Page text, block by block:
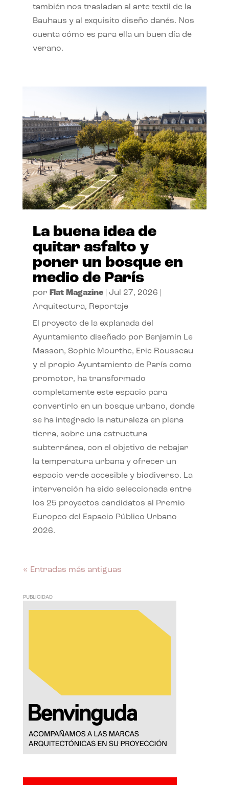
también nos trasladan al arte textil de la
Bauhaus y al exquisito diseño danés. Nos
cuenta cómo es para ella un buen día de
verano.
La buena idea de
quitar asfalto y
poner un bosque en
medio de París
por Flat Magazine| Jul 27, 2026
Arquitectura, Reportaje
El proyecto de la explanada del
Ayuntamiento diseñado por Benjamin Le
Masson, Sophie Mourthe, Eric Rousseau
y el propio Ayuntamiento de París como
promotor, ha transformado
completamente este espacio para
convertirlo en un bosque urbano, donde
se ha integrado la naturaleza en plena
tierra, sobre una estructura
subterránea, con el objetivo de rebajar
la temperatura urbana y ofrecer un
espacio verde accesible y biodiverso. La
intervención ha sido seleccionada entre
los 25 proyectos candidatos al Premio
Europeo del Espacio Público Urbano
2026.
« Entradas más antiguas
PUBLICIDAD